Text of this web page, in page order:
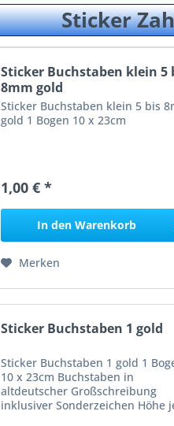
Sticker
Sticker Buchstaben klein 5
8mm gold
Sticker Buchstaben klein 5 bis
gold 1 Bogen 10 x 23cm
1,00 € *
In den Warenkorb
Merken
Sticker Buchstaben 1 gold
Sticker Buchstaben 1 gold 1
10 x 23cm Buchstaben in
altdeutscher Großschreibung
inklusiver Sonderzeichen Höhe